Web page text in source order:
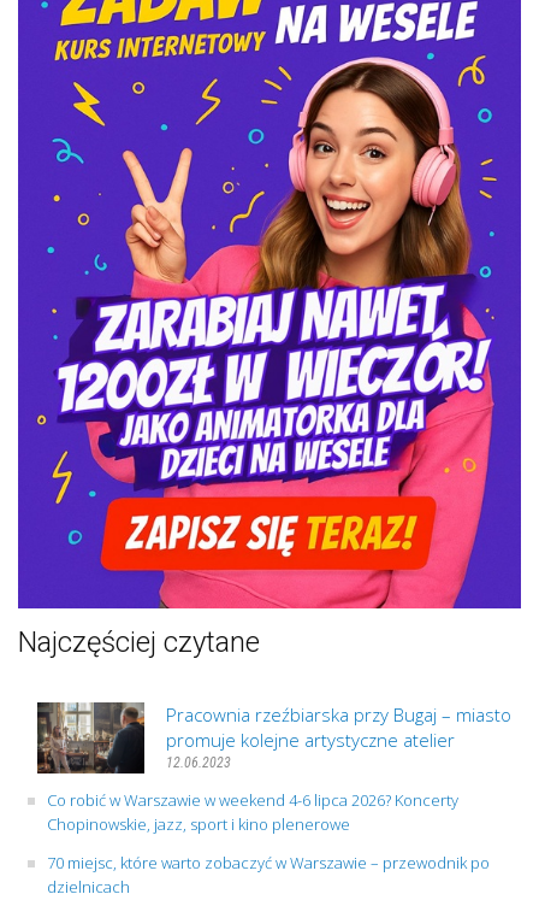
Najczęściej czytane
Pracownia rzeźbiarska przy Bugaj – miasto
promuje kolejne artystyczne atelier
12.06.2023
Co robić w Warszawie w weekend 4-6 lipca 2026? Koncerty
Chopinowskie, jazz, sport i kino plenerowe
70 miejsc, które warto zobaczyć w Warszawie – przewodnik po
dzielnicach